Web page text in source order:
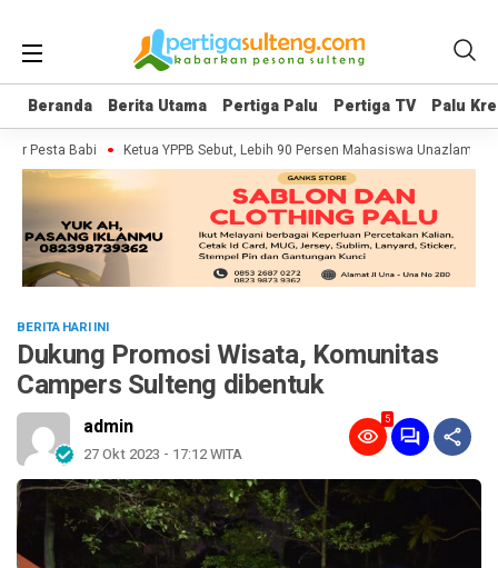
Beranda Berita Utama Pertiga Palu Pertiga TV Palu
Beranda Berita Utama Pertiga Palu Pertiga TV Palu
Pesta Babi Ketua YPPB Sebut, Lebih 90 Persen Mahasiswa Unazlam
BERITA HARI INI
Dukung Promosi Wisata, Komunitas
Campers Sulteng dibentuk
admin
27 Okt 2023 - 17:12 WITA
5